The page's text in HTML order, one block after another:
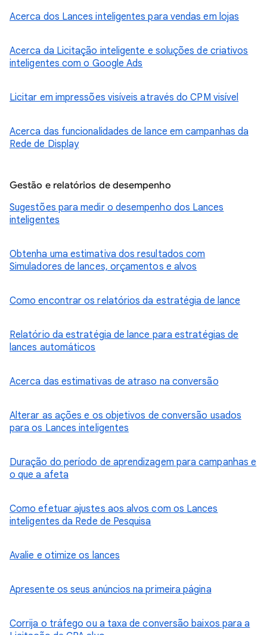
Acerca dos Lances inteligentes para vendas em lojas
Acerca da Licitação inteligente e soluções de criativos
inteligentes com o Google Ads
Licitar em impressões visíveis através do CPM visível
Acerca das funcionalidades de lance em campanhas da
Rede de Display
Gestão e relatórios de desempenho
Sugestões para medir o desempenho dos Lances
inteligentes
Obtenha uma estimativa dos resultados com
Simuladores de lances, orçamentos e alvos
Como encontrar os relatórios da estratégia de lance
Relatório da estratégia de lance para estratégias de
lances automáticos
Acerca das estimativas de atraso na conversão
Alterar as ações e os objetivos de conversão usados
para os Lances inteligentes
Duração do período de aprendizagem para campanhas e
o que a afeta
Como efetuar ajustes aos alvos com os Lances
inteligentes da Rede de Pesquisa
Avalie e otimize os lances
Apresente os seus anúncios na primeira página
Corrija o tráfego ou a taxa de conversão baixos para a